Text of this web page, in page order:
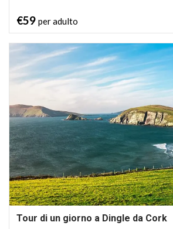
€59 per adulto
Tour di un giorno a Dingle da Cork